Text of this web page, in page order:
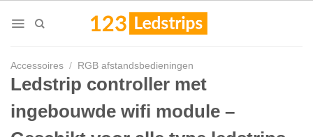
Accessoires / RGB afstandsbedieningen
Ledstrip controller met
ingebouwde wifi module –